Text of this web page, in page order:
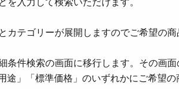
入力して検索いただけます。
テゴリーが展開しますのでご希望の商
件検索の画面に移行します。その画
」「標準価格」のいずれかにご希望